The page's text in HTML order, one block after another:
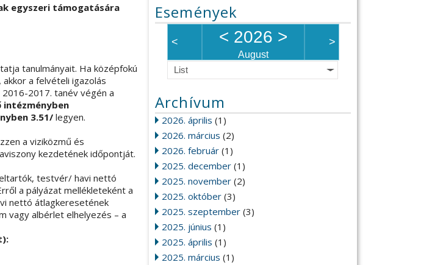
Események
< < 2026 >
August
>
List
Archívum
2026. április (1)
2026. március (2)
2026. február(1)
2025. december(1)
2025. november(2)
2025. október(3)
2025. szeptember(3)
2025. június (1)
2025. április (1)
2025. március (1)
egyszeri támogatására
tanulmányait. Ha középfokú
a felvételi igazolás
2017. tanév végén a
intézményben
3.51/legyen.
a viziközmű és
kezdetének időpontját.
testvér/ havi nettó
a pályázat mellékleteként a
nettó átlagkeresetének
vagy albérlet elhelyezés – a